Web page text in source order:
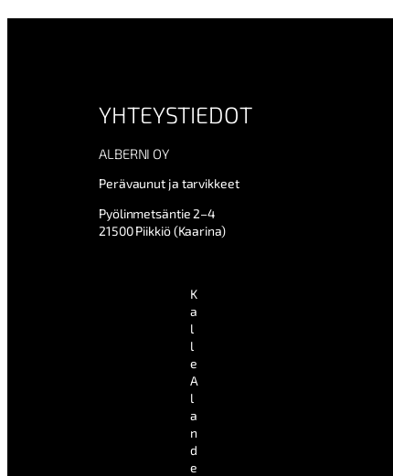
YHTEYSTIEDOT
ALBERNI OY
Perävaunut ja tarvikkeet
Pyölinmetsäntie 2–4
21500 Piikkiö (Kaarina)
K
a
l
l
e
A
l
a
n
d
e